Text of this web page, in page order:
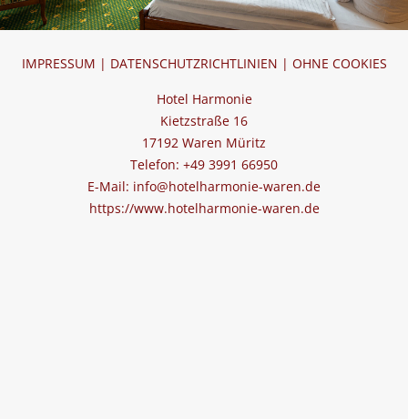
IMPRESSUM | DATENSCHUTZRICHTLINIEN | OHNE COOKIES
Hotel Harmonie
Kietzstraße 16
17192 Waren Müritz
Telefon: +49 3991 66950
E-Mail: info@hotelharmonie-waren.de
https://www.hotelharmonie-waren.de